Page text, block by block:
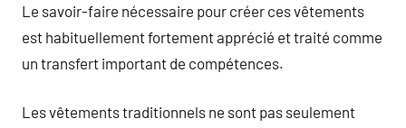
Le savoir-faire nécessaire pour créer ces vêtements
est habituellement fortement apprécié et traité comme
un transfert important de compétences.
Les vêtements traditionnels ne sont pas seulement